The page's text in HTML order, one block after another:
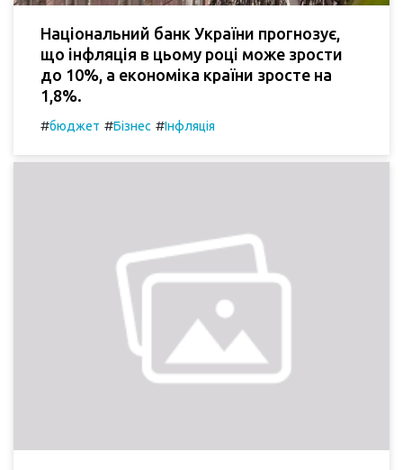
Національний банк України прогнозує,
що інфляція в цьому році може зрости
до 10%, а економіка країни зросте на
1,8%.
#бюджет #Бізнес #Інфляція